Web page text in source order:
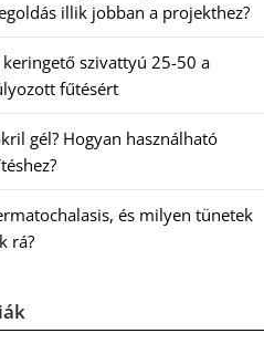
illik jobban a projekthez?
szivattyú 25-50 a
fűtésért
gél? Hogyan használható
és milyen tünetek
rá?